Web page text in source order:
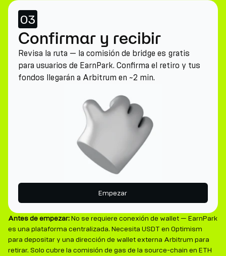
03
Confirmar y recibir
Revisa la ruta — la comisión de bridge es gratis
para usuarios de EarnPark. Confirma el retiro y tus
fondos llegarán a Arbitrum en ~2 min.
Empezar
Antes de empezar:No se requiere conexión de wallet — EarnPark
es una plataforma centralizada. Necesita USDT en Optimism
para depositar y una dirección de wallet externa Arbitrum para
retirar. Solo cubre la comisión de gas de la source-chain en ETH